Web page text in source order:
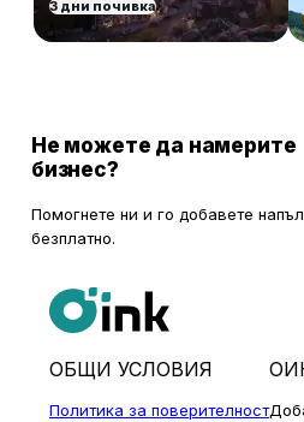
3 дни почивка
Не можете да намерите
бизнес?
Помогнете ни и го добавете
безплатно.
ОБЩИ УСЛОВИЯ
Политика за поверителност